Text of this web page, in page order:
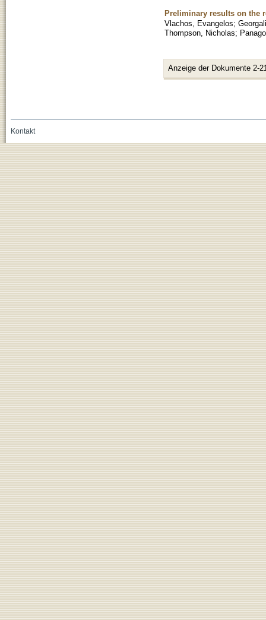
Preliminary results on the
Vlachos, Evangelos;
Thompson, Nicholas;
Anzeige der Dokumente 2-
Kontakt